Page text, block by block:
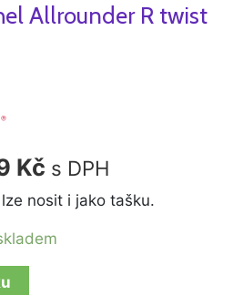
Allrounder R twist
Kč s DPH
nosit i jako tašku.